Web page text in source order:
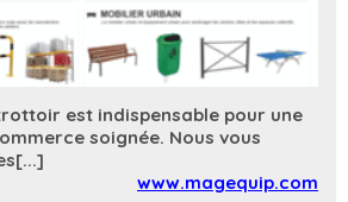
est indispensable pour une
soignée. Nous vous
www.magequip.com